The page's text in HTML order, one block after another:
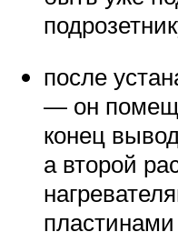
после
— он
конец
а второй